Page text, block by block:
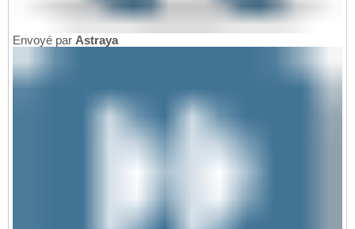
Envoyé par Astraya